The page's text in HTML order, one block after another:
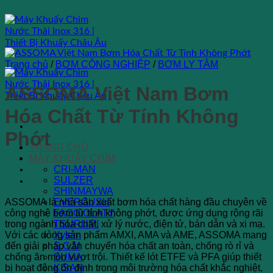
qua
nội
dung
TRANG CHỦ
MÁY KHUẤY CHÌM
CRI-MAN
SULZER
SHINMAYWA
EVERGUSH
FAGGIOLATY
TSURUMI
Xylem
S.C.M
SUMA
KISAN
Trang chủ / BƠM CÔNG NGHIỆP / BƠM LY TÂM
ASSOMA Việt Nam Bơm
Hóa Chất Từ Tính Không
Phớt
ASSOMA là nhà sản xuất bơm hóa chất hàng đầu chuyên về
công nghệ bơm từ tính không phớt, được ứng dụng rộng rãi
trong ngành hóa chất, xử lý nước, điện tử, bán dẫn và xi mạ.
Với các dòng sản phẩm AMXI, AMA và AME, ASSOMA mang
đến giải pháp vận chuyển hóa chất an toàn, chống rò rỉ và
chống ăn mòn vượt trội. Thiết kế lót ETFE và PFA giúp thiết
bị hoạt động ổn định trong môi trường hóa chất khắc nghiệt,